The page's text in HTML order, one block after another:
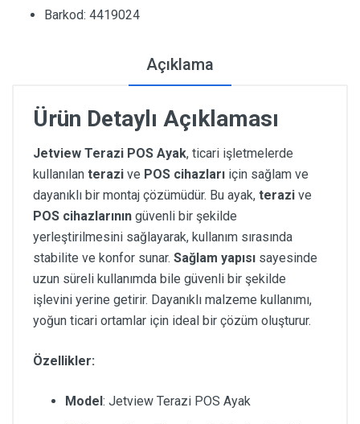
Barkod: 4419024
Açıklama
Ürün Detaylı Açıklaması
Jetview Terazi POS Ayak, ticari işletmelerde
kullanılan terazi ve POS cihazları için sağlam ve
dayanıklı bir montaj çözümüdür. Bu ayak, terazi ve
POS cihazlarının güvenli bir şekilde
yerleştirilmesini sağlayarak, kullanım sırasında
stabilite ve konfor sunar. Sağlam yapısı sayesinde
uzun süreli kullanımda bile güvenli bir şekilde
işlevini yerine getirir. Dayanıklı malzeme kullanımı,
yoğun ticari ortamlar için ideal bir çözüm oluşturur.
Özellikler:
Model: Jetview Terazi POS Ayak